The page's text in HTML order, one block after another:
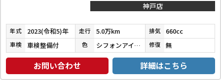
神戸店
年式 2023(令和5)年 走行 5.0万km 排気 660cc
車検 車検整備付 色 シフォンアイボリーメタリック 修復 無
お問い合わせ 詳細はこちら